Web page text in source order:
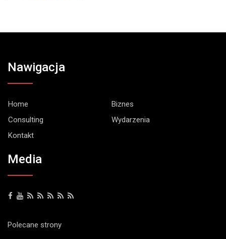
Nawigacja
Home
Biznes
Consulting
Wydarzenia
Kontakt
Media
Polecane strony